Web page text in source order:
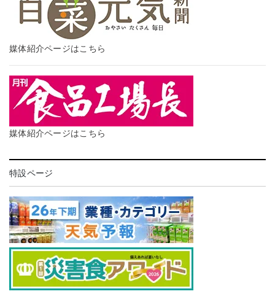
媒体紹介ページはこちら
媒体紹介ページはこちら
特設ページ